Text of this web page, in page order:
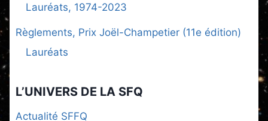
Lauréats, 1974-2023
Règlements, Prix Joël-Champetier (11e édition)
Lauréats
L’UNIVERS DE LA SFQ
Actualité SFFQ